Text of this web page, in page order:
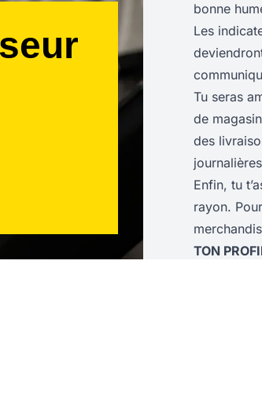
bonne
Les
Tu seras
de
des
Enfin, tu
rayon.
TON